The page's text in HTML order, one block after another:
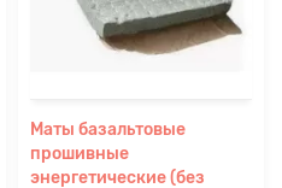
Маты базальтовые
прошивные
энергетические (без